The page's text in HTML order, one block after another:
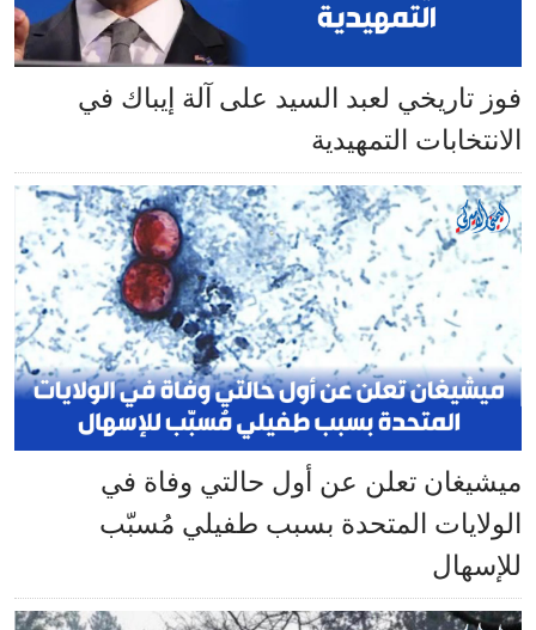
فوز تاريخي لعبد السيد على آلة إيباك في
الانتخابات التمهيدية
ميشيغان تعلن عن أول حالتي وفاة في
الولايات المتحدة بسبب طفيلي مُسبّب
للإسهال